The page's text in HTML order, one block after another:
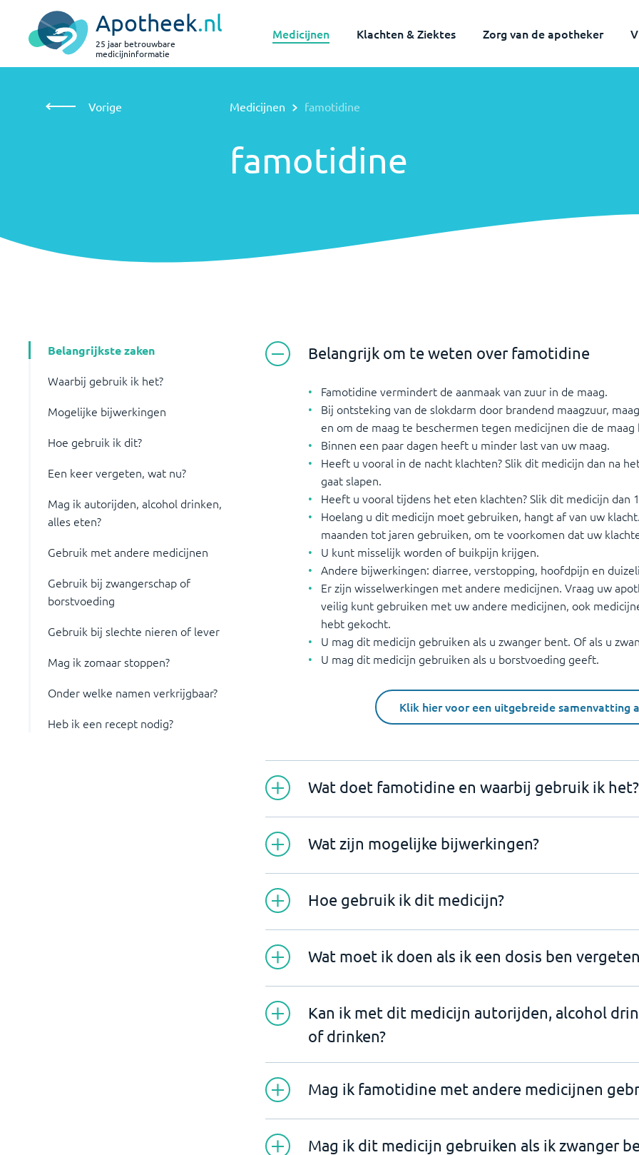
Apotheek.nl
25 jaar betrouwbare
medicijninformatie
Medicijnen Klachten & Ziektes Zorg van de apotheker
Vorige Medicijnen famotidine
famotidine
Belangrijkste zaken
Waarbij gebruik ik het?
Mogelijke bijwerkingen
Hoe gebruik ik dit?
Een keer vergeten, wat nu?
Mag ik autorijden, alcohol drinken,
alles eten?
Gebruik met andere medicijnen
Gebruik bij zwangerschap of
borstvoeding
Gebruik bij slechte nieren of lever
Mag ik zomaar stoppen?
Onder welke namen verkrijgbaar?
Heb ik een recept nodig?
Belangrijk om te weten over famotidine
Famotidine vermindert de aanmaak van zuur in de maag.
Bij ontsteking van de slokdarm door brandend maagzuur,
en om de maag te beschermen tegen medicijnen die de maag
Binnen een paar dagen heeft u minder last van uw maag.
Heeft u vooral in de nacht klachten? Slik dit medicijn dan na
gaat slapen.
Heeft u vooral tijdens het eten klachten? Slik dit medicijn dan
Hoelang u dit medicijn moet gebruiken, hangt af van uw
maanden tot jaren gebruiken, om te voorkomen dat uw
U kunt misselijk worden of buikpijn krijgen.
Andere bijwerkingen: diarree, verstopping, hoofdpijn en
Er zijn wisselwerkingen met andere medicijnen. Vraag uw
veilig kunt gebruiken met uw andere medicijnen, ook
hebt gekocht.
U mag dit medicijn gebruiken als u zwanger bent. Of als u
U mag dit medicijn gebruiken als u borstvoeding geeft.
Klik hier voor een uitgebreide samenvatting
Wat doet famotidine en waarbij gebruik ik het?
Wat zijn mogelijke bijwerkingen?
Hoe gebruik ik dit medicijn?
Wat moet ik doen als ik een dosis ben
Kan ik met dit medicijn autorijden, alcohol
of drinken?
Mag ik famotidine met andere medicijnen
Mag ik dit medicijn gebruiken als ik zwanger